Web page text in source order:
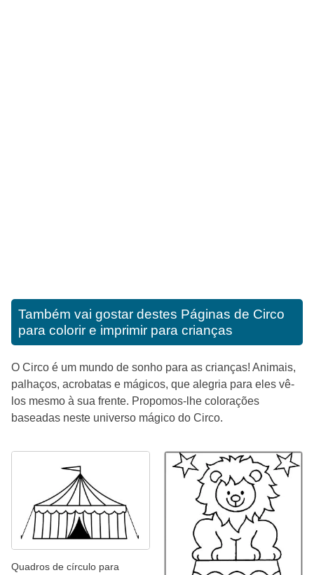
Também vai gostar destes Páginas de Circo
para colorir e imprimir para crianças
O Circo é um mundo de sonho para as crianças! Animais,
palhaços, acrobatas e mágicos, que alegria para eles vê-
los mesmo à sua frente. Propomos-lhe colorações
baseadas neste universo mágico do Circo.
Quadros de círculo para